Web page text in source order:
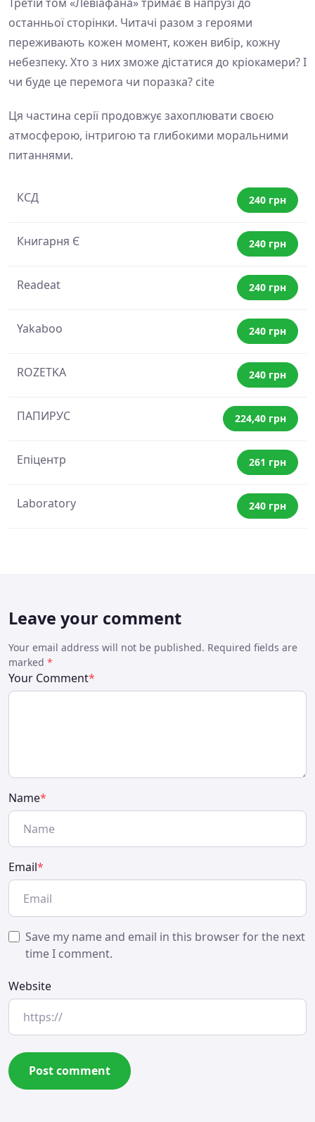
останньої сторінки. Читачі разом з героями
переживають кожен момент, кожен вибір, кожну
небезпеку. Хто з них зможе дістатися до кріокамери? І
чи буде це перемога чи поразка? cite
Ця частина серії продовжує захоплювати своєю
атмосферою, інтригою та глибокими моральними
питаннями.
КСД 240 грн
Книгарня Є 240 грн
Readeat 240 грн
Yakaboo 240 грн
ROZETKA 240 грн
ПАПИРУС 224,40 грн
Епіцентр 261 грн
Laboratory 240 грн
Leave your comment
Your email address will not be published. Required fields are
marked *
Your Comment*
Name*
Email*
Save my name and email in this browser for the next
time I comment.
Website